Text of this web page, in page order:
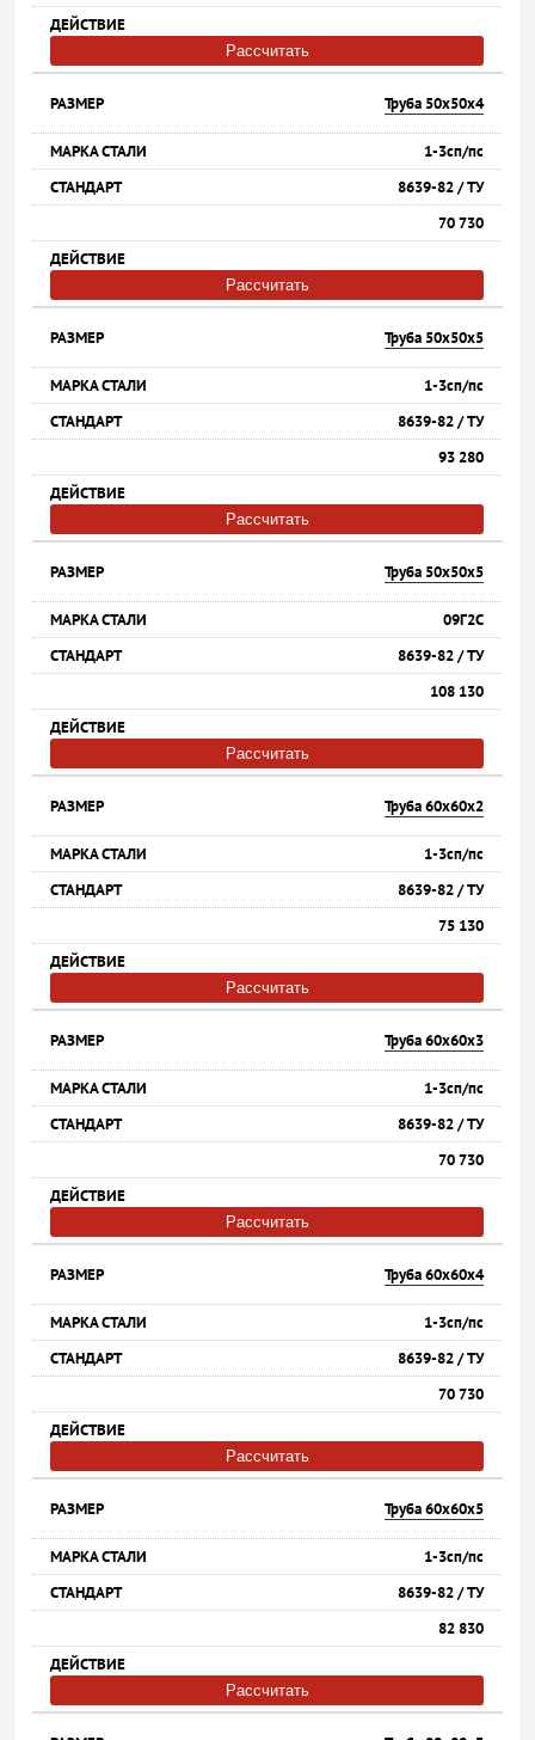
Рассчитать
Труба 50х50х4
1-3сп/пс
8639-82 / ТУ
70 730
Рассчитать
Труба 50х50х5
1-3сп/пс
8639-82 / ТУ
93 280
Рассчитать
Труба 50х50х5
09Г2С
8639-82 / ТУ
108 130
Рассчитать
Труба 60х60х2
1-3сп/пс
8639-82 / ТУ
75 130
Рассчитать
Труба 60х60х3
1-3сп/пс
8639-82 / ТУ
70 730
Рассчитать
Труба 60х60х4
1-3сп/пс
8639-82 / ТУ
70 730
Рассчитать
Труба 60х60х5
1-3сп/пс
8639-82 / ТУ
82 830
Рассчитать